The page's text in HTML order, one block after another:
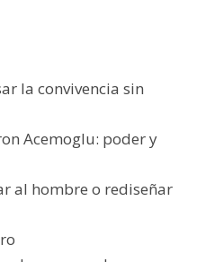
la convivencia sin
Acemoglu: poder y
al hombre o rediseñar